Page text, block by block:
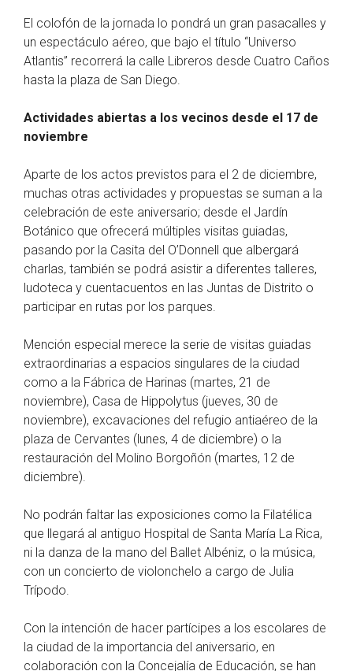
El colofón de la jornada lo pondrá un gran pasacalles y
un espectáculo aéreo, que bajo el título “Universo
Atlantis” recorrerá la calle Libreros desde Cuatro Caños
hasta la plaza de San Diego.
Actividades abiertas a los vecinos desde el 17 de
noviembre
Aparte de los actos previstos para el 2 de diciembre,
muchas otras actividades y propuestas se suman a la
celebración de este aniversario; desde el Jardín
Botánico que ofrecerá múltiples visitas guiadas,
pasando por la Casita del O’Donnell que albergará
charlas, también se podrá asistir a diferentes talleres,
ludoteca y cuentacuentos en las Juntas de Distrito o
participar en rutas por los parques.
Mención especial merece la serie de visitas guiadas
extraordinarias a espacios singulares de la ciudad
como a la Fábrica de Harinas (martes, 21 de
noviembre), Casa de Hippolytus (jueves, 30 de
noviembre), excavaciones del refugio antiaéreo de la
plaza de Cervantes (lunes, 4 de diciembre) o la
restauración del Molino Borgoñón (martes, 12 de
diciembre).
No podrán faltar las exposiciones como la Filatélica
que llegará al antiguo Hospital de Santa María La Rica,
ni la danza de la mano del Ballet Albéniz, o la música,
con un concierto de violonchelo a cargo de Julia
Trípodo.
Con la intención de hacer partícipes a los escolares de
la ciudad de la importancia del aniversario, en
colaboración con la Concejalía de Educación, se han